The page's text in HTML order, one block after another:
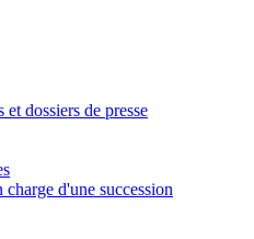
dossiers de presse
d'une succession